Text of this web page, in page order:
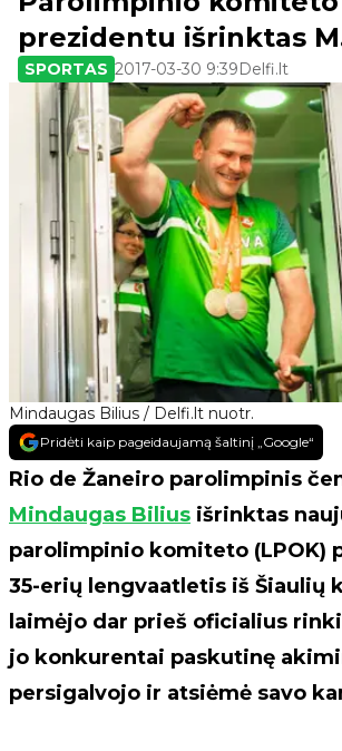
Mindaugas Bilius / Delfi.lt nuotr.
prezidentu išrinktas
SPORTAS 2017-03-30 9:39Delfi.lt
Pridėti kaip pageidaujamą šaltinį „Google“
Rio de Žaneiro parolimpinis
Mindaugas Bilius išrinktas
parolimpinio komiteto (LPOK)
35-erių lengvaatletis iš Šiaulių
laimėjo dar prieš oficialius
jo konkurentai paskutinę
persigalvojo ir atsiėmė savo